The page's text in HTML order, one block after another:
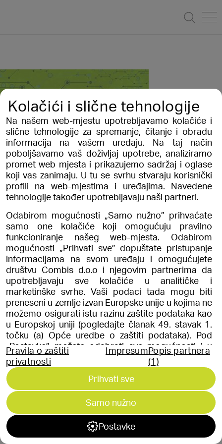
Postanite dio našeg tima!
Pošaljite nam svoj životopis
Hrvatska
combis@combis.hr
+385 (0) 1 3651 222
www.combis.hr
Bosna i Hercegovina
combis@combis.ba
+387 (0) 33 901 079
www.combis.ba
Srbija
combis-srbija@combis.rs
+381 (0) 11 3111 662
www.combis.rs
International
combis@combis.eu
+385 (0) 1 3651 222
www.combis.eu
© 2026 Combis. Sva prava pridržana
Kolačići i slične tehnologije
Na našem web-mjestu upotrebljavamo kolačiće i
slične tehnologije za spremanje, čitanje i obradu
informacija na vašem uređaju. Na taj način
poboljšavamo vaš doživljaj upotrebe, analiziramo
promet web mjesta i prikazujemo sadržaj i oglase
koji vas zanimaju. U tu se svrhu stvaraju korisnički
profili na web-mjestima i uređajima. Navedene
tehnologije također upotrebljavaju naši partneri.
Odabirom mogućnosti „Samo nužno” prihvaćate
samo one kolačiće koji omogućuju pravilno
funkcioniranje našeg web-mjesta. Odabirom
mogućnosti „Prihvati sve” dopuštate pristupanje
informacijama na svom uređaju i omogućujete
društvu Combis d.o.o i njegovim partnerima da
upotrebljavaju sve kolačiće u analitičke i
marketinške svrhe. Vaši podaci tada mogu biti
preneseni u zemlje izvan Europske unije u kojima ne
možemo osigurati istu razinu zaštite podataka kao
u Europskoj uniji (pogledajte članak 49. stavak 1.
točku (a) Opće uredbe o zaštiti podataka). Pod
„Postavke” možete odabrati sve mogućnosti i u
bilo kojem trenutku promijeniti stanje svoje privole.
Više informacija možete pronaći u Pravilima o
zaštiti privatnosti i na Popisu partnera.
Pravila o zaštiti
privatnosti
ImpresumPopis partnera
(1)
Postavke
Samo nužno
Prihvati sve